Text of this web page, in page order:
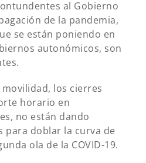
al Gobierno
de la pandemia,
se están poniendo en
autonómicos, son
los cierres
horario en
no están dando
para doblar la curva de
ola de la COVID-19.